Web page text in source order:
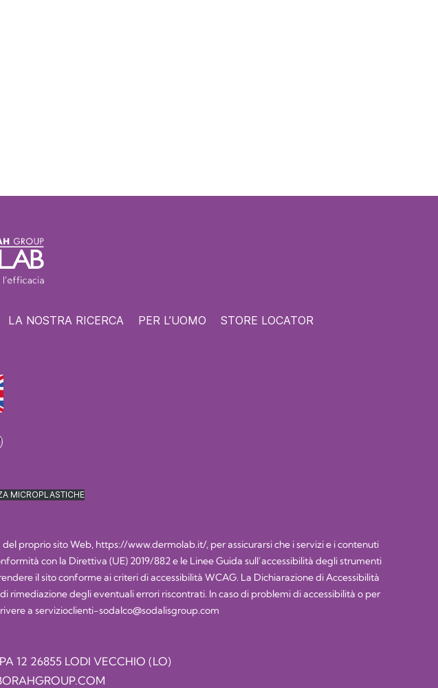
LA NOSTRA RICERCA PER L’UOMO STORE LOCATOR
MICROPLASTICHE
proprio sito Web, https://www.dermolab.it/, per assicurarsi che i servizi e i contenuti
con la Direttiva (UE) 2019/882 e le Linee Guida sull’accessibilità degli strumenti
il sito conforme ai criteri di accessibilità WCAG. La Dichiarazione di Accessibilità
degli eventuali errori riscontrati. In caso di problemi di accessibilità o per
a servizioclienti-sodalco@sodalisgroup.com
12 26855 LODI VECCHIO (LO)